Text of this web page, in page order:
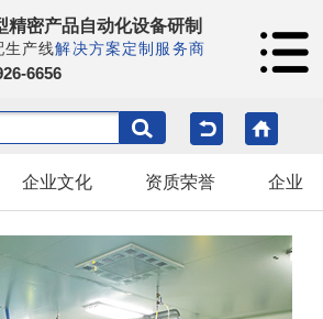
精密产品自动化设备研制
生产线解决方案定制服务商
6656
企业文化 资质荣誉 企业